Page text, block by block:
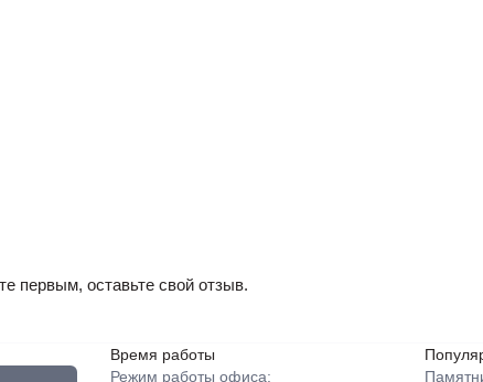
первым, оставьте свой отзыв.
Время работы
Режим работы офиса: